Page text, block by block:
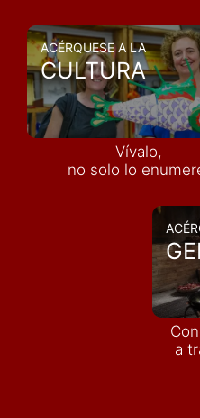
ACÉRQUESE A LA
CULTURA
Vívalo,
no solo lo
a